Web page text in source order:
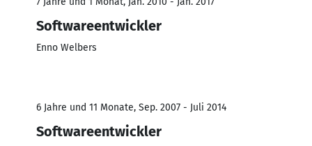
Softwareentwickler
Enno Welbers
6 Jahre und 11 Monate, Sep. 2007 - Juli 2014
Softwareentwickler